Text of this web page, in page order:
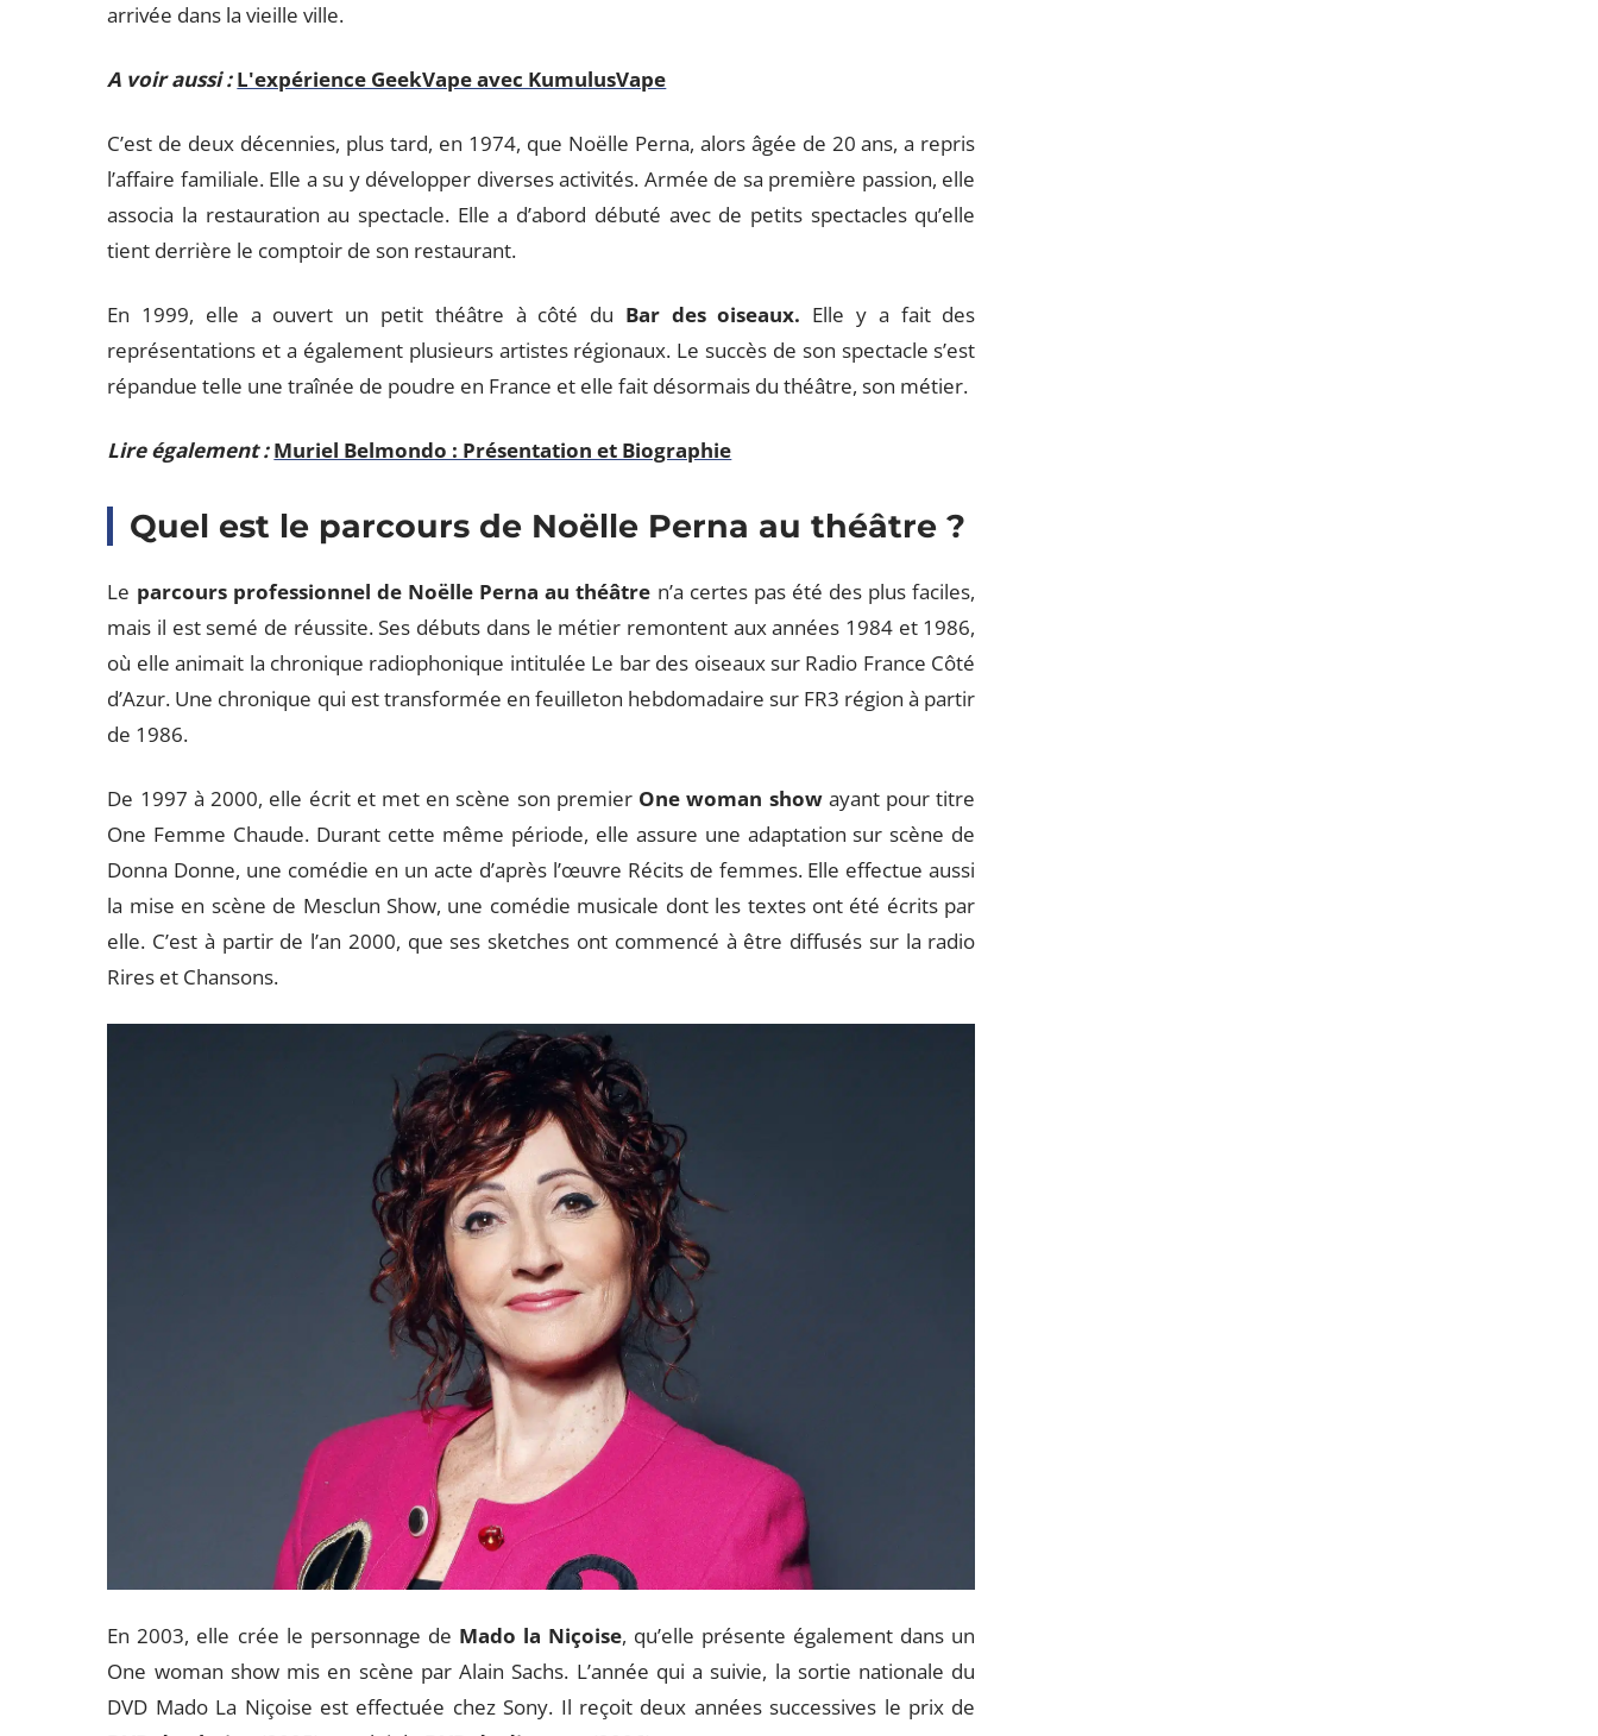
arrivée dans la vieille ville.
A voir aussi : L'expérience GeekVape avec KumulusVape
C’est de deux décennies, plus tard, en 1974, que Noëlle Perna, alors âgée de 20 ans, a repris
l’affaire familiale. Elle a su y développer diverses activités. Armée de sa première passion, elle
associa la restauration au spectacle. Elle a d’abord débuté avec de petits spectacles qu’elle
tient derrière le comptoir de son restaurant.
En 1999, elle a ouvert un petit théâtre à côté du Bar des oiseaux. Elle y a fait des
représentations et a également plusieurs artistes régionaux. Le succès de son spectacle s’est
répandue telle une traînée de poudre en France et elle fait désormais du théâtre, son métier.
Lire également : Muriel Belmondo : Présentation et Biographie
Quel est le parcours de Noëlle Perna au théâtre ?
Le parcours professionnel de Noëlle Perna au théâtre n’a certes pas été des plus faciles,
mais il est semé de réussite. Ses débuts dans le métier remontent aux années 1984 et 1986,
où elle animait la chronique radiophonique intitulée Le bar des oiseaux sur Radio France Côté
d’Azur. Une chronique qui est transformée en feuilleton hebdomadaire sur FR3 région à partir
de 1986.
De 1997 à 2000, elle écrit et met en scène son premier One woman showayant pour titre
One Femme Chaude. Durant cette même période, elle assure une adaptation sur scène de
Donna Donne, une comédie en un acte d’après l’œuvre Récits de femmes. Elle effectue aussi
la mise en scène de Mesclun Show, une comédie musicale dont les textes ont été écrits par
elle. C’est à partir de l’an 2000, que ses sketches ont commencé à être diffusés sur la radio
Rires et Chansons.
En 2003, elle crée le personnage de Mado la Niçoise, qu’elle présente également dans un
One woman show mis en scène par Alain Sachs. L’année qui a suivie, la sortie nationale du
DVD Mado La Niçoise est effectuée chez Sony. Il reçoit deux années successives le prix de